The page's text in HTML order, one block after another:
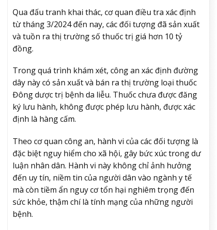
Qua đấu tranh khai thác, cơ quan điều tra xác định
từ tháng 3/2024 đến nay, các đối tượng đã sản xuất
và tuồn ra thị trường số thuốc trị giá hơn 10 tỷ
đồng.
Trong quá trình khám xét, công an xác định đường
dây này có sản xuất và bán ra thị trường loại thuốc
Đông dược trị bệnh da liễu. Thuốc chưa được đăng
ký lưu hành, không được phép lưu hành, được xác
định là hàng cấm.
Theo cơ quan công an, hành vi của các đối tượng là
đặc biệt nguy hiểm cho xã hội, gây bức xúc trong dư
luận nhân dân. Hành vi này không chỉ ảnh hưởng
đến uy tín, niềm tin của người dân vào ngành y tế
mà còn tiềm ẩn nguy cơ tổn hại nghiêm trọng đến
sức khỏe, thậm chí là tính mạng của những người
bệnh.